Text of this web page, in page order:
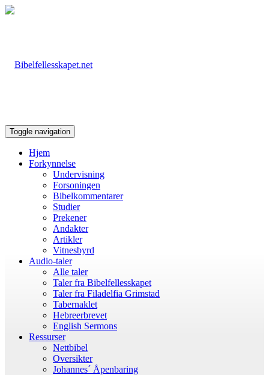
Toggle navigation
Hjem
Forkynnelse
Undervisning
Forsoningen
Bibelkommentarer
Studier
Prekener
Andakter
Artikler
Vitnesbyrd
Audio-taler
Alle taler
Taler fra Bibelfellesskapet
Taler fra Filadelfia Grimstad
Tabernaklet
Hebreerbrevet
English Sermons
Ressurser
Nettbibel
Oversikter
Johannes´ Åpenbaring